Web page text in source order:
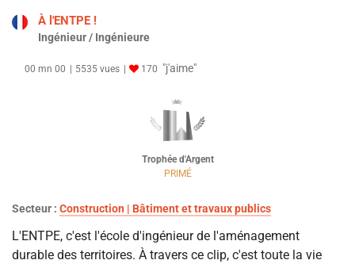
À l'ENTPE !
Ingénieur / Ingénieure
00 mn 00 5535 vues 170 "j'aime"
Trophée d'Argent
PRIMÉ
Secteur : Construction | Bâtiment et travaux publics
L'ENTPE, c'est l'école d'ingénieur de l'aménagement
durable des territoires. À travers ce clip, c'est toute la vie